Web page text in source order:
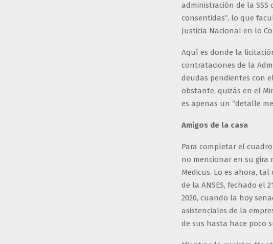
administración de la
consentidas”, lo que
Justicia Nacional en lo
Aquí es donde la
contrataciones de la
deudas pendientes con
obstante, quizás en el
es apenas un “detalle
Amigos de la casa
Para completar el
no mencionar en su gira
Medicus. Lo es ahora,
de la ANSES, fechado el
2020, cuando la hoy
asistenciales de la
de sus hasta hace poco